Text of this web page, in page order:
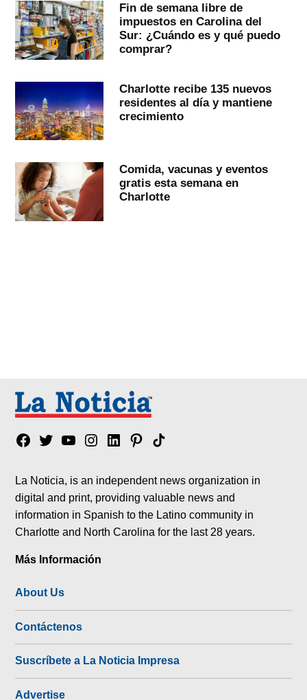
Fin de semana libre de
impuestos en Carolina del
Sur: ¿Cuándo es y qué puedo
comprar?
Charlotte recibe 135 nuevos
residentes al día y mantiene
crecimiento
Comida, vacunas y eventos
gratis esta semana en
Charlotte
Facebook
TwitterYouTubeInstagram
LinkedinPinterest
Tik
La Noticia, is an independent news organization in
digital and print, providing valuable news and
information in Spanish to the Latino community in
Charlotte and North Carolina for the last 28 years.
Más Información
About Us
Contáctenos
Suscríbete a La Noticia Impresa
Advertise